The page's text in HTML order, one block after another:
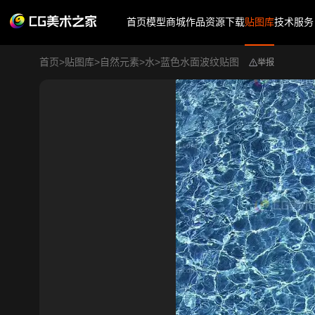
首页模型商城作品资源下载贴图库技术服务
首页>贴图库>自然元素>水>蓝色水面波纹贴图 举报